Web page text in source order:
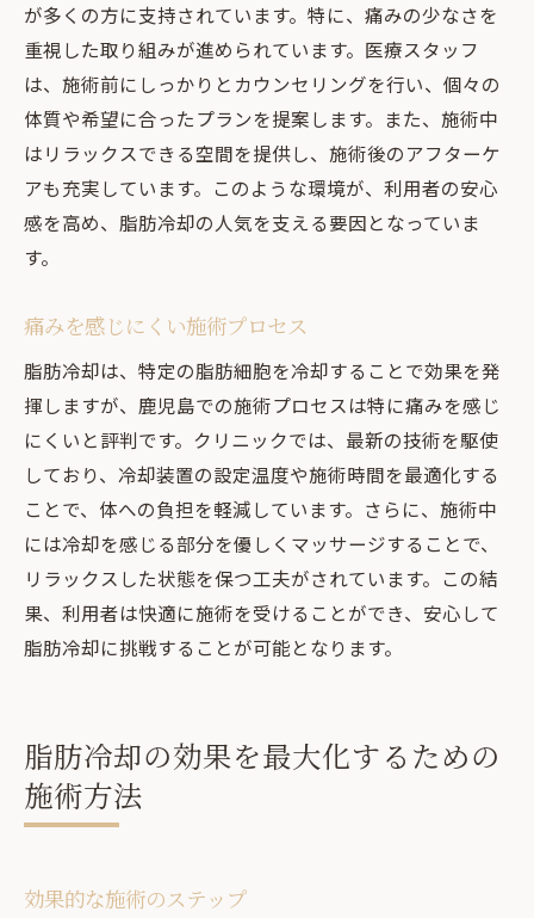
が多くの方に支持されています。特に、痛みの少なさを
重視した取り組みが進められています。医療スタッフ
は、施術前にしっかりとカウンセリングを行い、個々の
体質や希望に合ったプランを提案します。また、施術中
はリラックスできる空間を提供し、施術後のアフターケ
アも充実しています。このような環境が、利用者の安心
感を高め、脂肪冷却の人気を支える要因となっていま
す。
痛みを感じにくい施術プロセス
脂肪冷却は、特定の脂肪細胞を冷却することで効果を発
揮しますが、鹿児島での施術プロセスは特に痛みを感じ
にくいと評判です。クリニックでは、最新の技術を駆使
しており、冷却装置の設定温度や施術時間を最適化する
ことで、体への負担を軽減しています。さらに、施術中
には冷却を感じる部分を優しくマッサージすることで、
リラックスした状態を保つ工夫がされています。この結
果、利用者は快適に施術を受けることができ、安心して
脂肪冷却に挑戦することが可能となります。
脂肪冷却の効果を最大化するための
施術方法
効果的な施術のステップ